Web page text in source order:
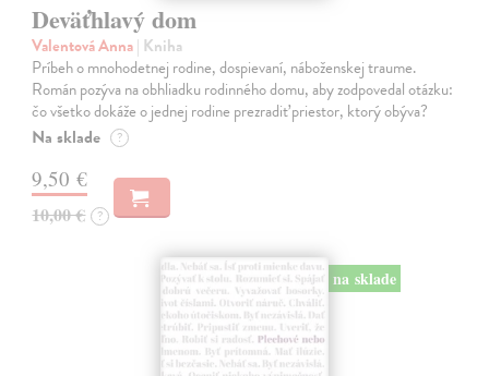
Deväťhlavý dom
Valentová Anna| Kniha
Príbeh o mnohodetnej rodine, dospievaní, náboženskej traume.
Román pozýva na obhliadku rodinného domu, aby zodpovedal otázku:
čo všetko dokáže o jednej rodine prezradiť priestor, ktorý obýva?
Na sklade ?
9,50 €
10,00 € ?
na sklade